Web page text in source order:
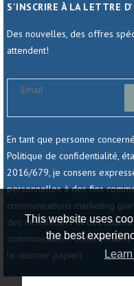
This website uses
the best
S'INSCRIRE À LA LETTRE
Des nouvelles, des offres
attendent!
En tant que personne
Politique de confidentialité,
2016/679, je consens
personnelles à des fins
communications marketing
des newsletters et des
communications
le courrier papier)